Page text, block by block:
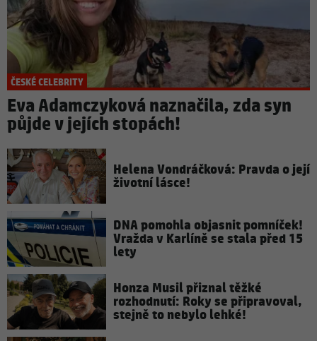
ČESKÉ CELEBRITY
Eva Adamczyková naznačila, zda syn
půjde v jejích stopách!
Helena Vondráčková: Pravda o její
životní lásce!
DNA pomohla objasnit pomníček!
Vražda v Karlíně se stala před 15
lety
Honza Musil přiznal těžké
rozhodnutí: Roky se připravoval,
stejně to nebylo lehké!